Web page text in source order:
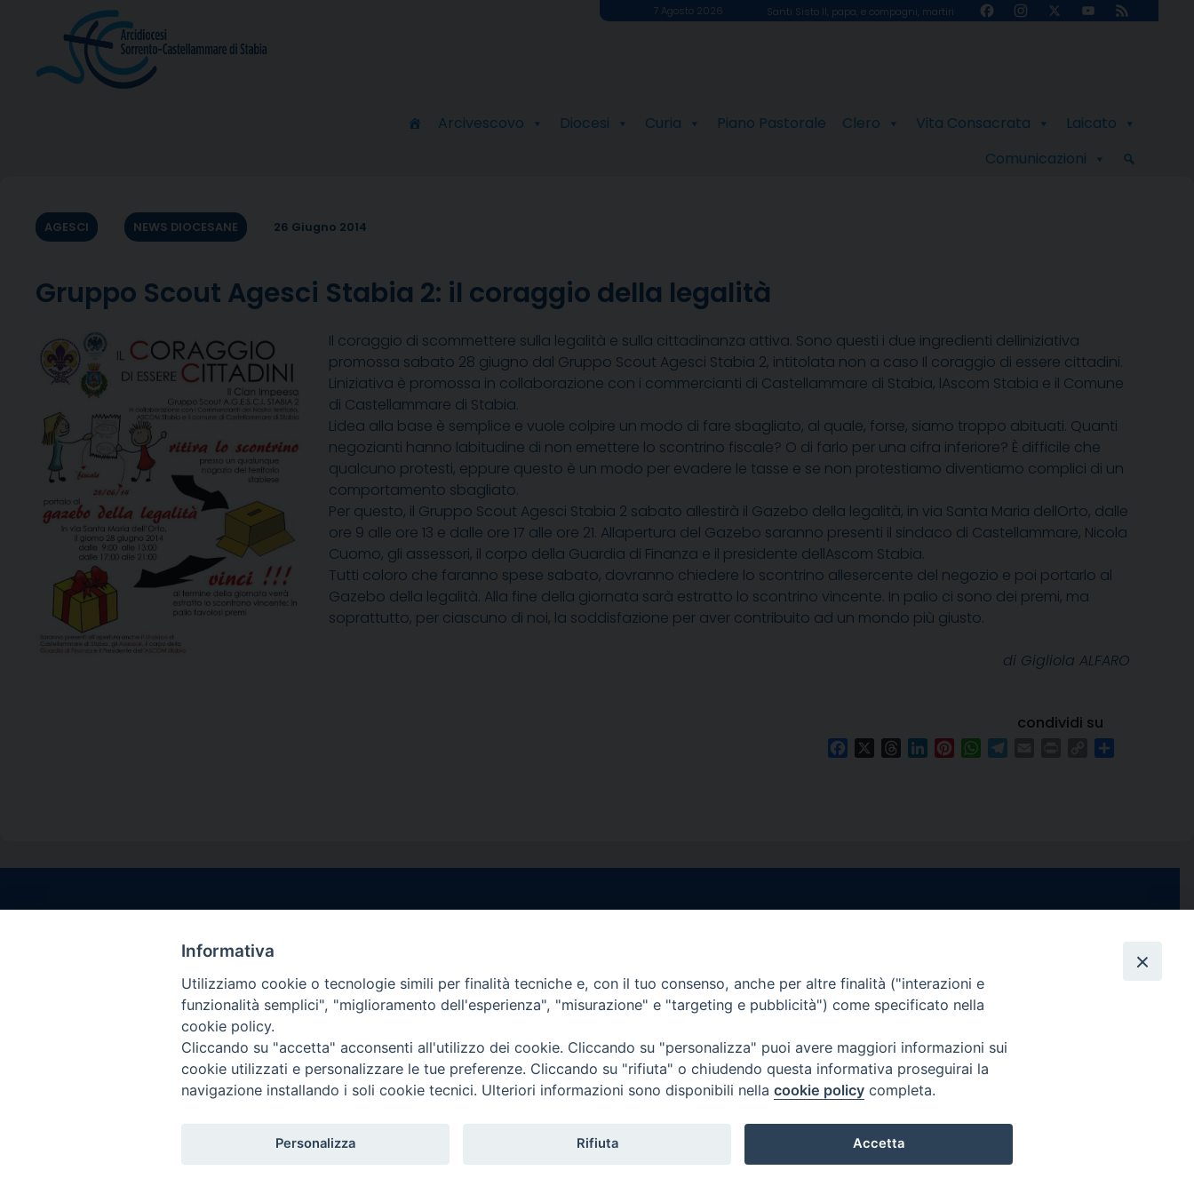
7 Agosto 2026 Santi Sisto II, papa, e compagni, martiri FacebookInstagram
X
YouTube
Feed
Arcivescovo Diocesi Curia Piano Pastorale Clero Vita Consacrata
Laicato
Comunicazioni
AGESCI NEWS DIOCESANE 26 Giugno 2014
Gruppo Scout Agesci Stabia 2: il coraggio della legalità
Il coraggio di scommettere sulla legalità e sulla cittadinanza attiva. Sono questi i due ingredienti delliniziativa
promossa sabato 28 giugno dal Gruppo Scout Agesci Stabia 2, intitolata non a caso Il coraggio di essere cittadini.
Liniziativa è promossa in collaborazione con i commercianti di Castellammare di Stabia, lAscom Stabia e il Comune
di Castellammare di Stabia.
Lidea alla base è semplice e vuole colpire un modo di fare sbagliato, al quale, forse, siamo troppo abituati. Quanti
negozianti hanno labitudine di non emettere lo scontrino fiscale? O di farlo per una cifra inferiore? È difficile che
qualcuno protesti, eppure questo è un modo per evadere le tasse e se non protestiamo diventiamo complici di un
comportamento sbagliato.
Per questo, il Gruppo Scout Agesci Stabia 2 sabato allestirà il Gazebo della legalità, in via Santa Maria dellOrto, dalle
ore 9 alle ore 13 e dalle ore 17 alle ore 21. Allapertura del Gazebo saranno presenti il sindaco di Castellammare, Nicola
Cuomo, gli assessori, il corpo della Guardia di Finanza e il presidente dellAscom Stabia.
Tutti coloro che faranno spese sabato, dovranno chiedere lo scontrino allesercente del negozio e poi portarlo al
Gazebo della legalità. Alla fine della giornata sarà estratto lo scontrino vincente. In palio ci sono dei premi, ma
soprattutto, per ciascuno di noi, la soddisfazione per aver contribuito ad un mondo più giusto.
di Gigliola ALFARO
condividi su
FacebookThreadsLinkedInPinterestWhatsApp
Copy
Via Santa Maria della Pietà, 44 – 80067
Sorrento (NA)
tel. 0818781244
Giorni ed Orari Apertura Uffici:
Venerdì ore 09:30 – 12:30
———————————————————–
PEC:diocesisorrentocastellammare@pec.it
tel. 0818714501
Giorni ed Orari Apertura Uffici:
Uffici Matrimoni:
Lunedì e Mercoledì ore 09:30 – 12:30
YouTube
Channel
Feed
Informativa Privacy
COPYRIGHT © 2013-2025
Informativa
Utilizziamo cookie o tecnologie simili per finalità tecniche e, con il tuo consenso, anche per altre finalità ("interazioni e
funzionalità semplici", "miglioramento dell'esperienza", "misurazione" e "targeting e pubblicità") come specificato nella
cookie policy.
Cliccando su "accetta" acconsenti all'utilizzo dei cookie. Cliccando su "personalizza" puoi avere maggiori informazioni sui
cookie utilizzati e personalizzare le tue preferenze. Cliccando su "rifiuta" o chiudendo questa informativa proseguirai la
navigazione installando i soli cookie tecnici. Ulteriori informazioni sono disponibili nella cookie policy completa.
Personalizza Rifiuta Accetta